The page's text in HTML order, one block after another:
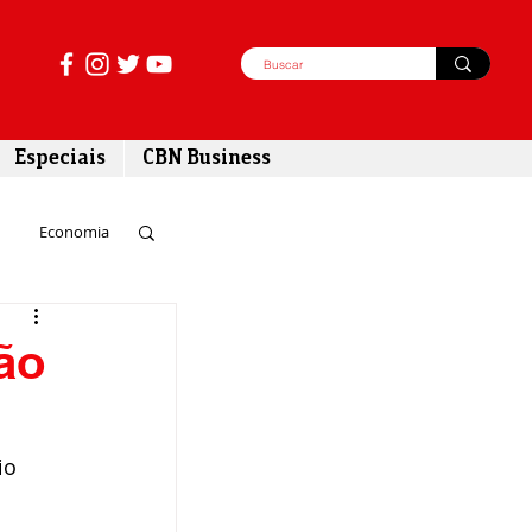
Especiais CBN Business
Economia